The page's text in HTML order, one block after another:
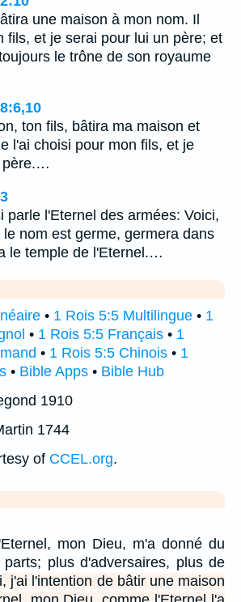
une maison à mon nom. Il
fils, et je serai pour lui un père; et
le trône de son royaume
ton fils, bâtira ma maison et
l'ai choisi pour mon fils, et je
père.…
parle l'Eternel des armées: Voici,
nom est germe, germera dans
le temple de l'Eternel.…
• 1 Rois 5:5 Multilingue • 1
• 1 Rois 5:5 Français • 1
• 1 Rois 5:5 Chinois • 1
• Bible Apps • Bible Hub
1910
1744
of CCEL.org.
mon Dieu, m'a donné du
plus d'adversaires, plus de
j'ai l'intention de bâtir une maison